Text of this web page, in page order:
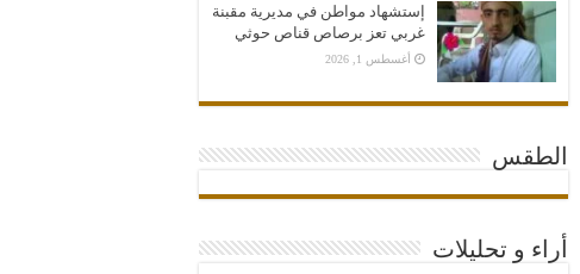
إستشهاد مواطن في مديرية مقبنة
غربي تعز برصاص قناص حوثي
أغسطس 1, 2026
الطقس
أراء و تحليلات